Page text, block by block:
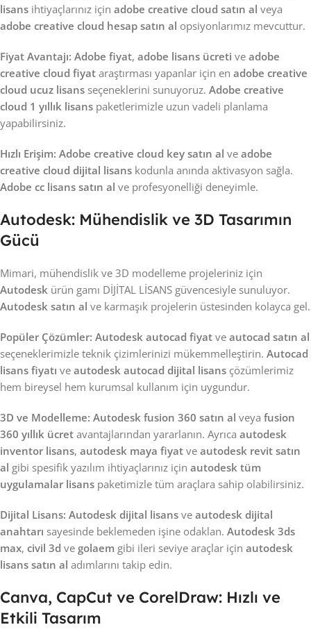
lisans ihtiyaçlarınız için adobe creative cloud satın al veya
adobe creative cloud hesap satın al opsiyonlarımız mevcuttur.
Fiyat Avantajı: Adobe fiyat, adobe lisans ücreti ve adobe
creative cloud fiyat araştırması yapanlar için en adobe creative
cloud ucuz lisans seçeneklerini sunuyoruz. Adobe creative
cloud 1 yıllık lisans paketlerimizle uzun vadeli planlama
yapabilirsiniz.
Hızlı Erişim: Adobe creative cloud key satın al ve adobe
creative cloud dijital lisans kodunla anında aktivasyon sağla.
Adobe cc lisans satın al ve profesyonelliği deneyimle.
Autodesk: Mühendislik ve 3D Tasarımın
Gücü
Mimari, mühendislik ve 3D modelleme projeleriniz için
Autodesk ürün gamı DİJİTAL LİSANS güvencesiyle sunuluyor.
Autodesk satın al ve karmaşık projelerin üstesinden kolayca gel.
Popüler Çözümler: Autodesk autocad fiyat ve autocad satın al
seçeneklerimizle teknik çizimlerinizi mükemmelleştirin. Autocad
lisans fiyatı ve autodesk autocad dijital lisans çözümlerimiz
hem bireysel hem kurumsal kullanım için uygundur.
3D ve Modelleme: Autodesk fusion 360 satın al veya fusion
360 yıllık ücret avantajlarından yararlanın. Ayrıca autodesk
inventor lisans, autodesk maya fiyat ve autodesk revit satın
al gibi spesifik yazılım ihtiyaçlarınız için autodesk tüm
uygulamalar lisans paketimizle tüm araçlara sahip olabilirsiniz.
Dijital Lisans: Autodesk dijital lisans ve autodesk dijital
anahtarı sayesinde beklemeden işine odaklan. Autodesk 3ds
max, civil 3d ve golaem gibi ileri seviye araçlar için autodesk
lisans satın al adımlarını takip edin.
Canva, CapCut ve CorelDraw: Hızlı ve
Etkili Tasarım